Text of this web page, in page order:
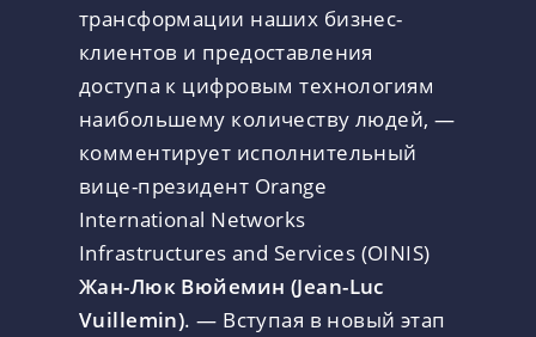
трансформации наших бизнес-
клиентов и предоставления
доступа к цифровым технологиям
наибольшему количеству людей, —
комментирует исполнительный
вице-президент Orange
International Networks
Infrastructures and Services (OINIS)
Жан-Люк Вюйемин (Jean-Luc
Vuillemin). — Вступая в новый этап